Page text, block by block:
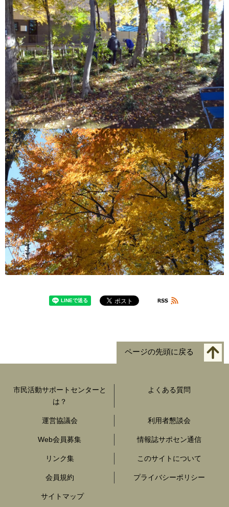
ページの先頭に戻る
市民活動サポートセンターと
は？
よくある質問
運営協議会 利用者懇談会
Web会員募集 情報誌サポセン通信
リンク集 このサイトについて
会員規約 プライバシーポリシー
サイトマップ